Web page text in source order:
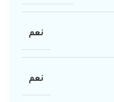
نعم
نعم